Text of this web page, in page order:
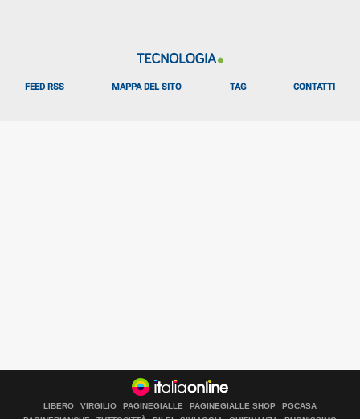
FEED RSS MAPPA DEL SITO TAG CONTATTI
LIBERO VIRGILIO PAGINEGIALLE PAGINEGIALLE SHOP
PGCASA